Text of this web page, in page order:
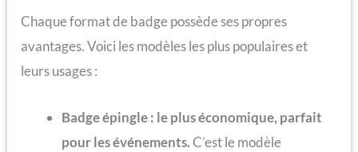
Chaque format de badge possède ses propres
avantages. Voici les modèles les plus populaires et
leurs usages :
Badge épingle : le plus économique, parfait
pour les événements.C’est le modèle